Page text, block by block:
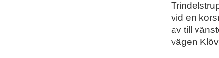
vid en
av till
vägen